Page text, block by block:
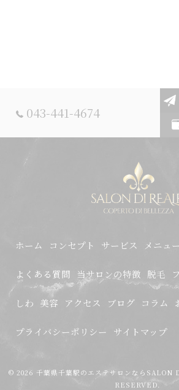
043-441-4674
ホーム コンセプト サービス メニュー
よくある質問 当サロンの特徴 脱毛
しわ 美容 アクセス ブログ コラム
プライバシーポリシー サイトマップ
© 2026 千葉県千葉駅のエステサロンなら
RESERVED.